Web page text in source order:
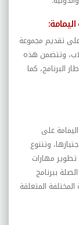
تقديم مجموعة
وتتضمن هذه
البرنامج، كما
على
وتتنوع
تطوير مهارات
ببرنامج
المتعلقة